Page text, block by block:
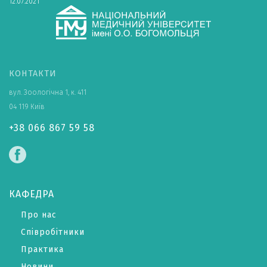
КОНТАКТИ
вул. Зоологічна 1, к. 411
04 119 Київ
+38 066 867 59 58
КАФЕДРА
Про нас
Співробітники
Практика